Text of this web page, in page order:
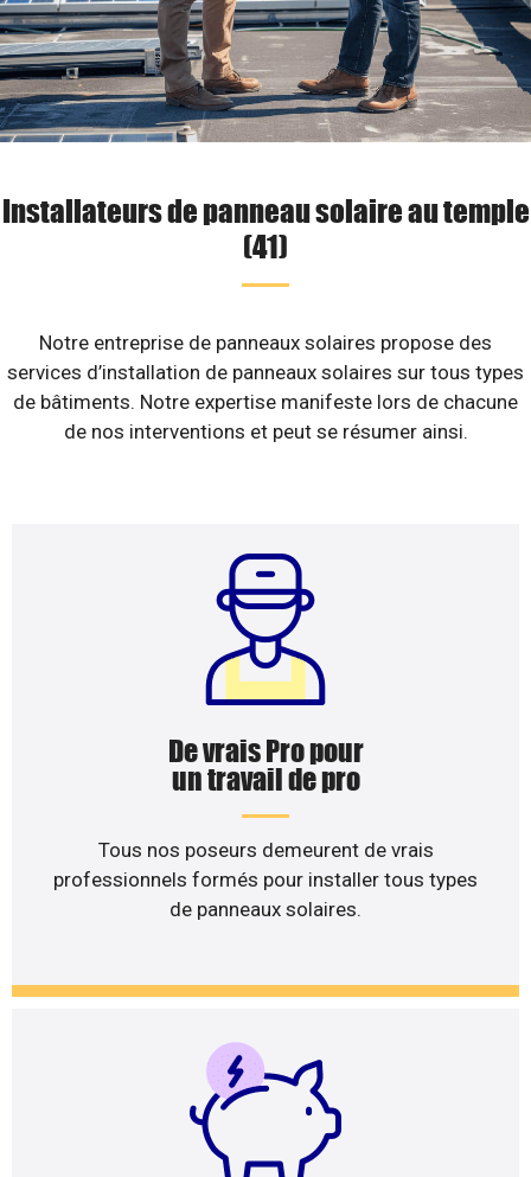
Installateurs de panneau solaire au temple
(41)
Notre entreprise de panneaux solaires propose des
services d’installation de panneaux solaires sur tous types
de bâtiments. Notre expertise manifeste lors de chacune
de nos interventions et peut se résumer ainsi.
De vrais Pro pour
un travail de pro
Tous nos poseurs demeurent de vrais
professionnels formés pour installer tous types
de panneaux solaires.